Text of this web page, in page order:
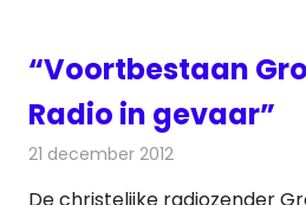
“Voortbestaan
Radio in gevaar”
21 december 2012